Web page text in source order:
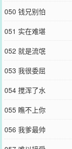
050 钱兄别怕
051 实在难堪
052 就是流氓
053 我很委屈
054 搅浑了水
055 瞧不上你
056 我爹最帅